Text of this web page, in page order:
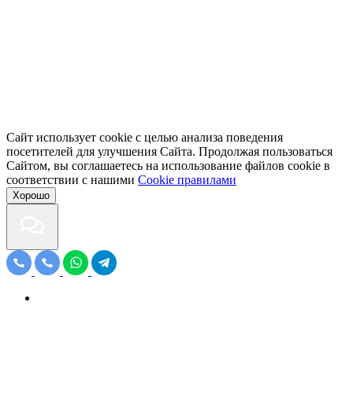
Сайт использует cookie с целью анализа поведения
посетителей для улучшения Сайта. Продолжая пользоваться
Сайтом, вы соглашаетесь на использование файлов cookie в
соответствии с нашими Cookiе правилами
Хорошо